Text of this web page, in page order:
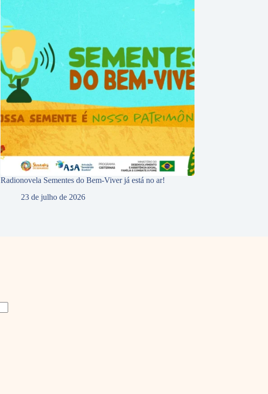
Radionovela Sementes do Bem-Viver já está no ar!
23 de julho de 2026